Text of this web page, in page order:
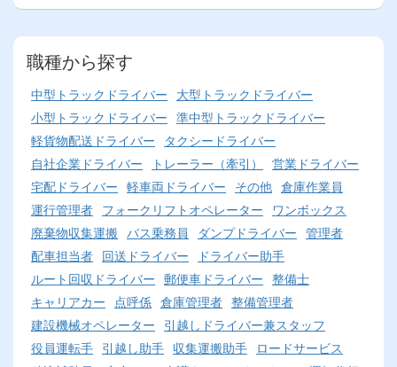
職種から探す
中型トラックドライバー
大型トラックドライバー
小型トラックドライバー 準中型トラックドライバー
軽貨物配送ドライバー
タクシードライバー
自社企業ドライバー
トレーラー（牽引）
営業ドライバー
宅配ドライバー 軽車両ドライバー その他 倉庫作業員
運行管理者 フォークリフトオペレーター
ワンボックス
廃棄物収集運搬 バス乗務員 ダンプドライバー 管理者
配車担当者 回送ドライバー
ドライバー助手
ルート回収ドライバー 郵便車ドライバー 整備士
キャリアカー
点呼係 倉庫管理者 整備管理者
建設機械オペレーター
引越しドライバー兼スタッフ
役員運転手 引越し助手 収集運搬助手
ロードサービス